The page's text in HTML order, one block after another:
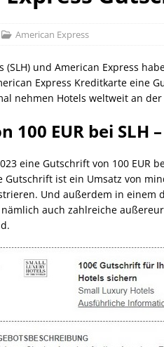
04/2026 ]
04/2026 ] Aktion für die Bahncard 50 bis
American Express
(SLH) und American Express
Express Kreditkarte eine
nehmen Hotels weltweit an
100 EUR bei SLH
eine Gutschrift von 100 EUR
Gutschrift ist ein Umsatz von
Und außerdem in
auch zahlreiche